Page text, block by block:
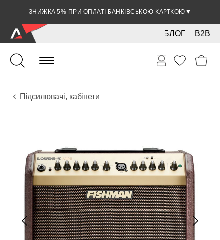
ЗНИЖКА 5% ПРИ ОПЛАТІ БАНКІВСЬКОЮ КАРТКОЮ ▼
B2B
БЛОГ
Гітари
Акустичні інструменти
Звукове обладнання
Підсилювачі, кабінети